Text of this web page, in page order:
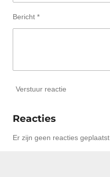
Bericht *
Verstuur reactie
Reacties
Er zijn geen reacties geplaatst.